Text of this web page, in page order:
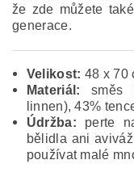
že zde můžete
generace.
Velikost: 48 x 70
Materiál:
směs
linnen), 43%
Údržba: perte
bělidla ani
používat malé